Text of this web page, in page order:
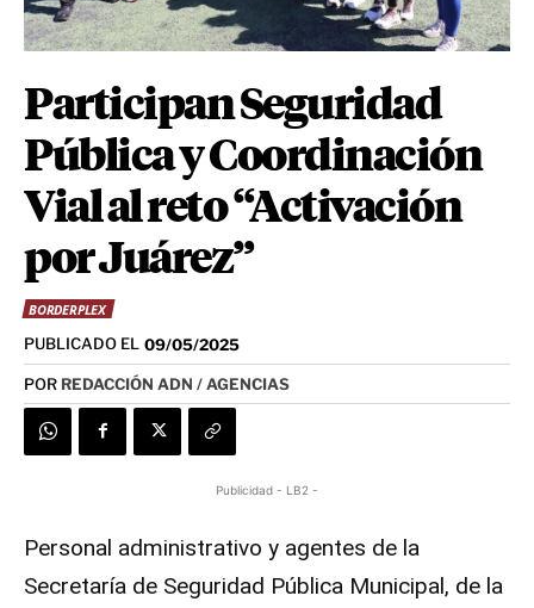
Participan Seguridad
Pública y Coordinación
Vial al reto “Activación
por Juárez”
BORDERPLEX
PUBLICADO EL 09/05/2025
POR REDACCIÓN ADN / AGENCIAS
Publicidad - LB2 -
Personal administrativo y agentes de la
Secretaría de Seguridad Pública Municipal, de la